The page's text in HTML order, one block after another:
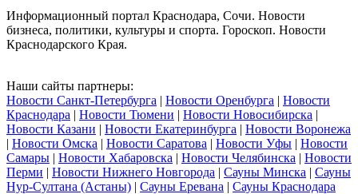
Информационный портал Краснодара, Сочи. Новости
бизнеса, политики, культуры и спорта. Гороскоп. Новости
Краснодарского Края.
Наши сайты партнеры:
Новости Санкт-Петербурга | Новости Оренбурга | Новости
Краснодара | Новости Тюмени | Новости Новосибирска |
Новости Казани | Новости Екатеринбурга | Новости Воронежа
| Новости Омска | Новости Саратова | Новости Уфы | Новости
Самары | Новости Хабаровска | Новости Челябинска | Новости
Перми | Новости Нижнего Новгорода | Сауны Минска | Сауны
Нур-Султана (Астаны) | Сауны Еревана | Сауны Краснодара